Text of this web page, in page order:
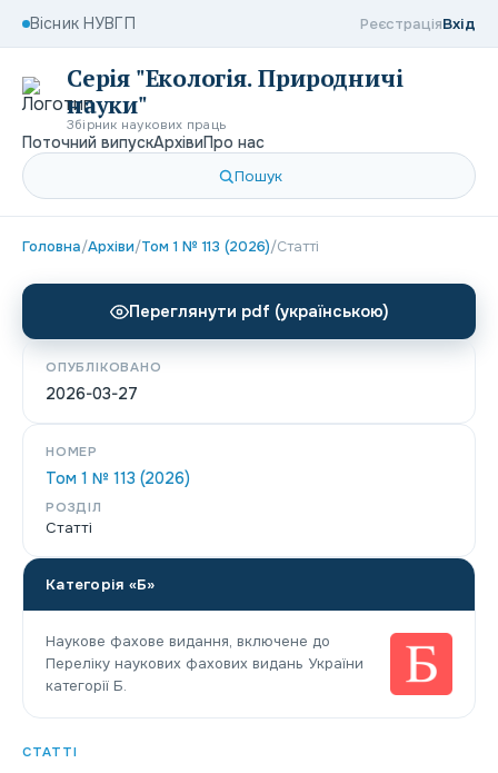
Вісник НУВГП РеєстраціяВхід
Серія "Екологія. Природничі
науки"
Збірник наукових праць
Поточний випускАрхівиПро нас
Пошук
Головна/Архіви/Том 1 № 113 (2026)/Статті
СТАТТІ
Переглянути pdf (українською)
ОПУБЛІКОВАНО
2026-03-27
НОМЕР
Том 1 № 113 (2026)
РОЗДІЛ
Статті
Категорія «Б»
Наукове фахове видання, включене до
Переліку наукових фахових видань України
категорії Б.